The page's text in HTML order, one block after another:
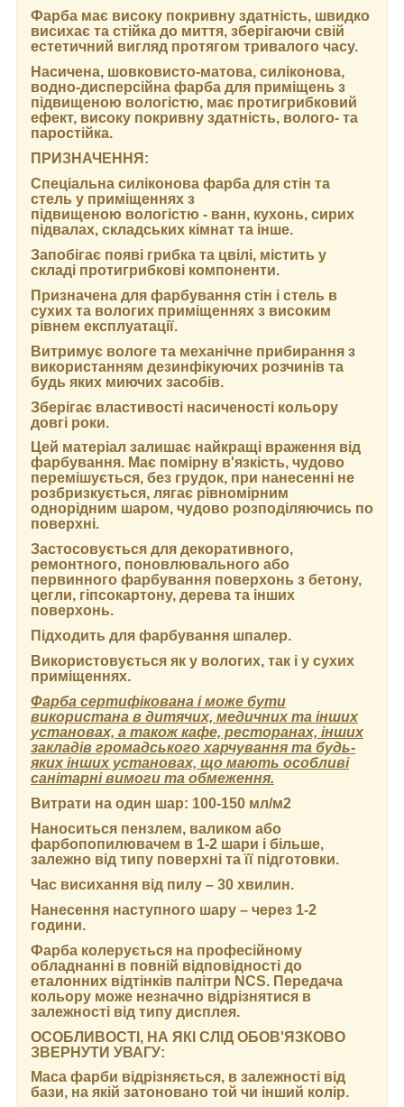
Фарба має високу покривну здатність, швидко
висихає та стійка до миття, зберігаючи свій
естетичний вигляд протягом тривалого часу.
Насичена, шовковисто-матова, силіконова,
водно-дисперсійна фарба для приміщень з
підвищеною вологістю, має протигрибковий
ефект, високу покривну здатність, волого- та
паростійка.
ПРИЗНАЧЕННЯ:
Спеціальна силіконова фарба для стін та
стель у приміщеннях з
підвищеною вологістю - ванн, кухонь, сирих
підвалах, складських кімнат та інше.
Запобігає появі грибка та цвілі, містить у
складі протигрибкові компоненти.
Призначена для фарбування стін і стель в
сухих та вологих приміщеннях з високим
рівнем експлуатації.
Витримує вологе та механічне прибирання з
використанням дезинфікуючих розчинів та
будь яких миючих засобів.
Зберігає властивості насиченості кольору
довгі роки.
Цей матеріал залишає найкращі враження від
фарбування. Має помірну в'язкість, чудово
перемішується, без грудок, при нанесенні не
розбризкується, лягає рівномірним
однорідним шаром, чудово розподіляючись по
поверхні.
Застосовується для декоративного,
ремонтного, поновлювального або
первинного фарбування поверхонь з бетону,
цегли, гіпсокартону, дерева та інших
поверхонь.
Підходить для фарбування шпалер.
Використовується як у вологих, так і у сухих
приміщеннях.
Фарба сертифікована і може бути
використана в дитячих, медичних та інших
установах, а також кафе, ресторанах, інших
закладів громадського харчування та будь-
яких інших установах, що мають особливі
санітарні вимоги та обмеження.
Витрати на один шар: 100-150 мл/м2
Наноситься пензлем, валиком або
фарбопопилювачем в 1-2 шари і більше,
залежно від типу поверхні та її підготовки.
Час висихання від пилу – 30 хвилин.
Нанесення наступного шару – через 1-2
години.
Фарба колерується на професійному
обладнанні в повній відповідності до
еталонних відтінків палітри NCS. Передача
кольору може незначно відрізнятися в
залежності від типу дисплея.
ОСОБЛИВОСТІ, НА ЯКІ СЛІД ОБОВ'ЯЗКОВО
ЗВЕРНУТИ УВАГУ:
Маса фарби відрізняється, в залежності від
бази, на якій затоновано той чи інший колір.